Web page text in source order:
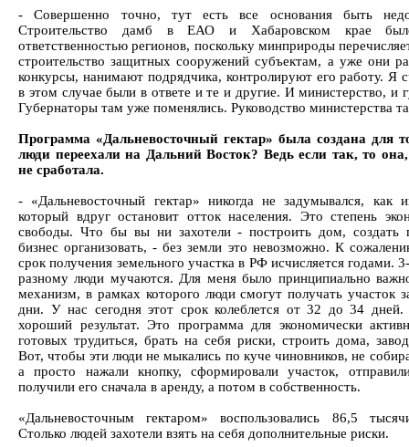
- Совершенно точно, тут есть все основания быть
Строительство дамб в ЕАО и Хабаровском крае
ответственностью регионов, поскольку минприроды
строительство защитных сооружений субъектам, а уже они
конкурсы, нанимают подрядчика, контролируют его работу. Я
в этом случае были в ответе и те и другие. И министерство, и
Губернаторы там уже поменялись. Руководство министерства
Программа «Дальневосточный гектар» была создана для
люди переехали на Дальний Восток? Ведь если так, то
не сработала.
- «Дальневосточный гектар» никогда не задумывался, как
который вдруг остановит отток населения. Это степень
свободы. Что бы вы ни захотели - построить дом, создать
бизнес организовать, - без земли это невозможно. К
срок получения земельного участка в РФ исчисляется годами.
разному люди мучаются. Для меня было принципиально
механизм, в рамках которого люди смогут получать участок
дни. У нас сегодня этот срок колеблется от 32 до 34
хороший результат. Это программа для экономически
готовых трудиться, брать на себя риски, строить дома,
Вот, чтобы эти люди не мыкались по куче чиновников, не
а просто нажали кнопку, сформировали участок,
получили его сначала в аренду, а потом в собственность.
«Дальневосточным гектаром» воспользовались 86,5
Столько людей захотели взять на себя дополнительные риски.